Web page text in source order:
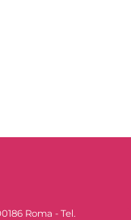
Roma - Tel.